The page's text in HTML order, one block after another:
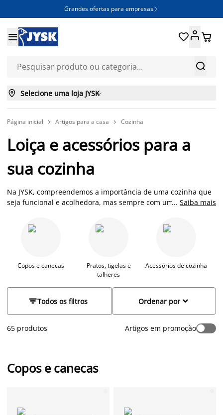
Grandes ofertas para empresas 


 
 Selecione uma loja JYSK
Página inicial  Artigos para a casa  Cozinha
Loiça e acessórios para a
sua cozinha
Na JYSK, compreendemos a importância de uma cozinha que
seja funcional e acolhedora, mas sempre com um design
práticos, mas também cuidadosamente selecionados em
termos de cor, design e qualidade. Escolha loiça de cozinha
pequenos detalhes pode fazer uma grande diferença na sua
... Saiba mais
Copos e canecas
Pratos, tigelas e
talheres
Acessórios de cozinha
Todos os filtros 
Ordenar por
65 produtos Artigos em promoção
Copos e canecas